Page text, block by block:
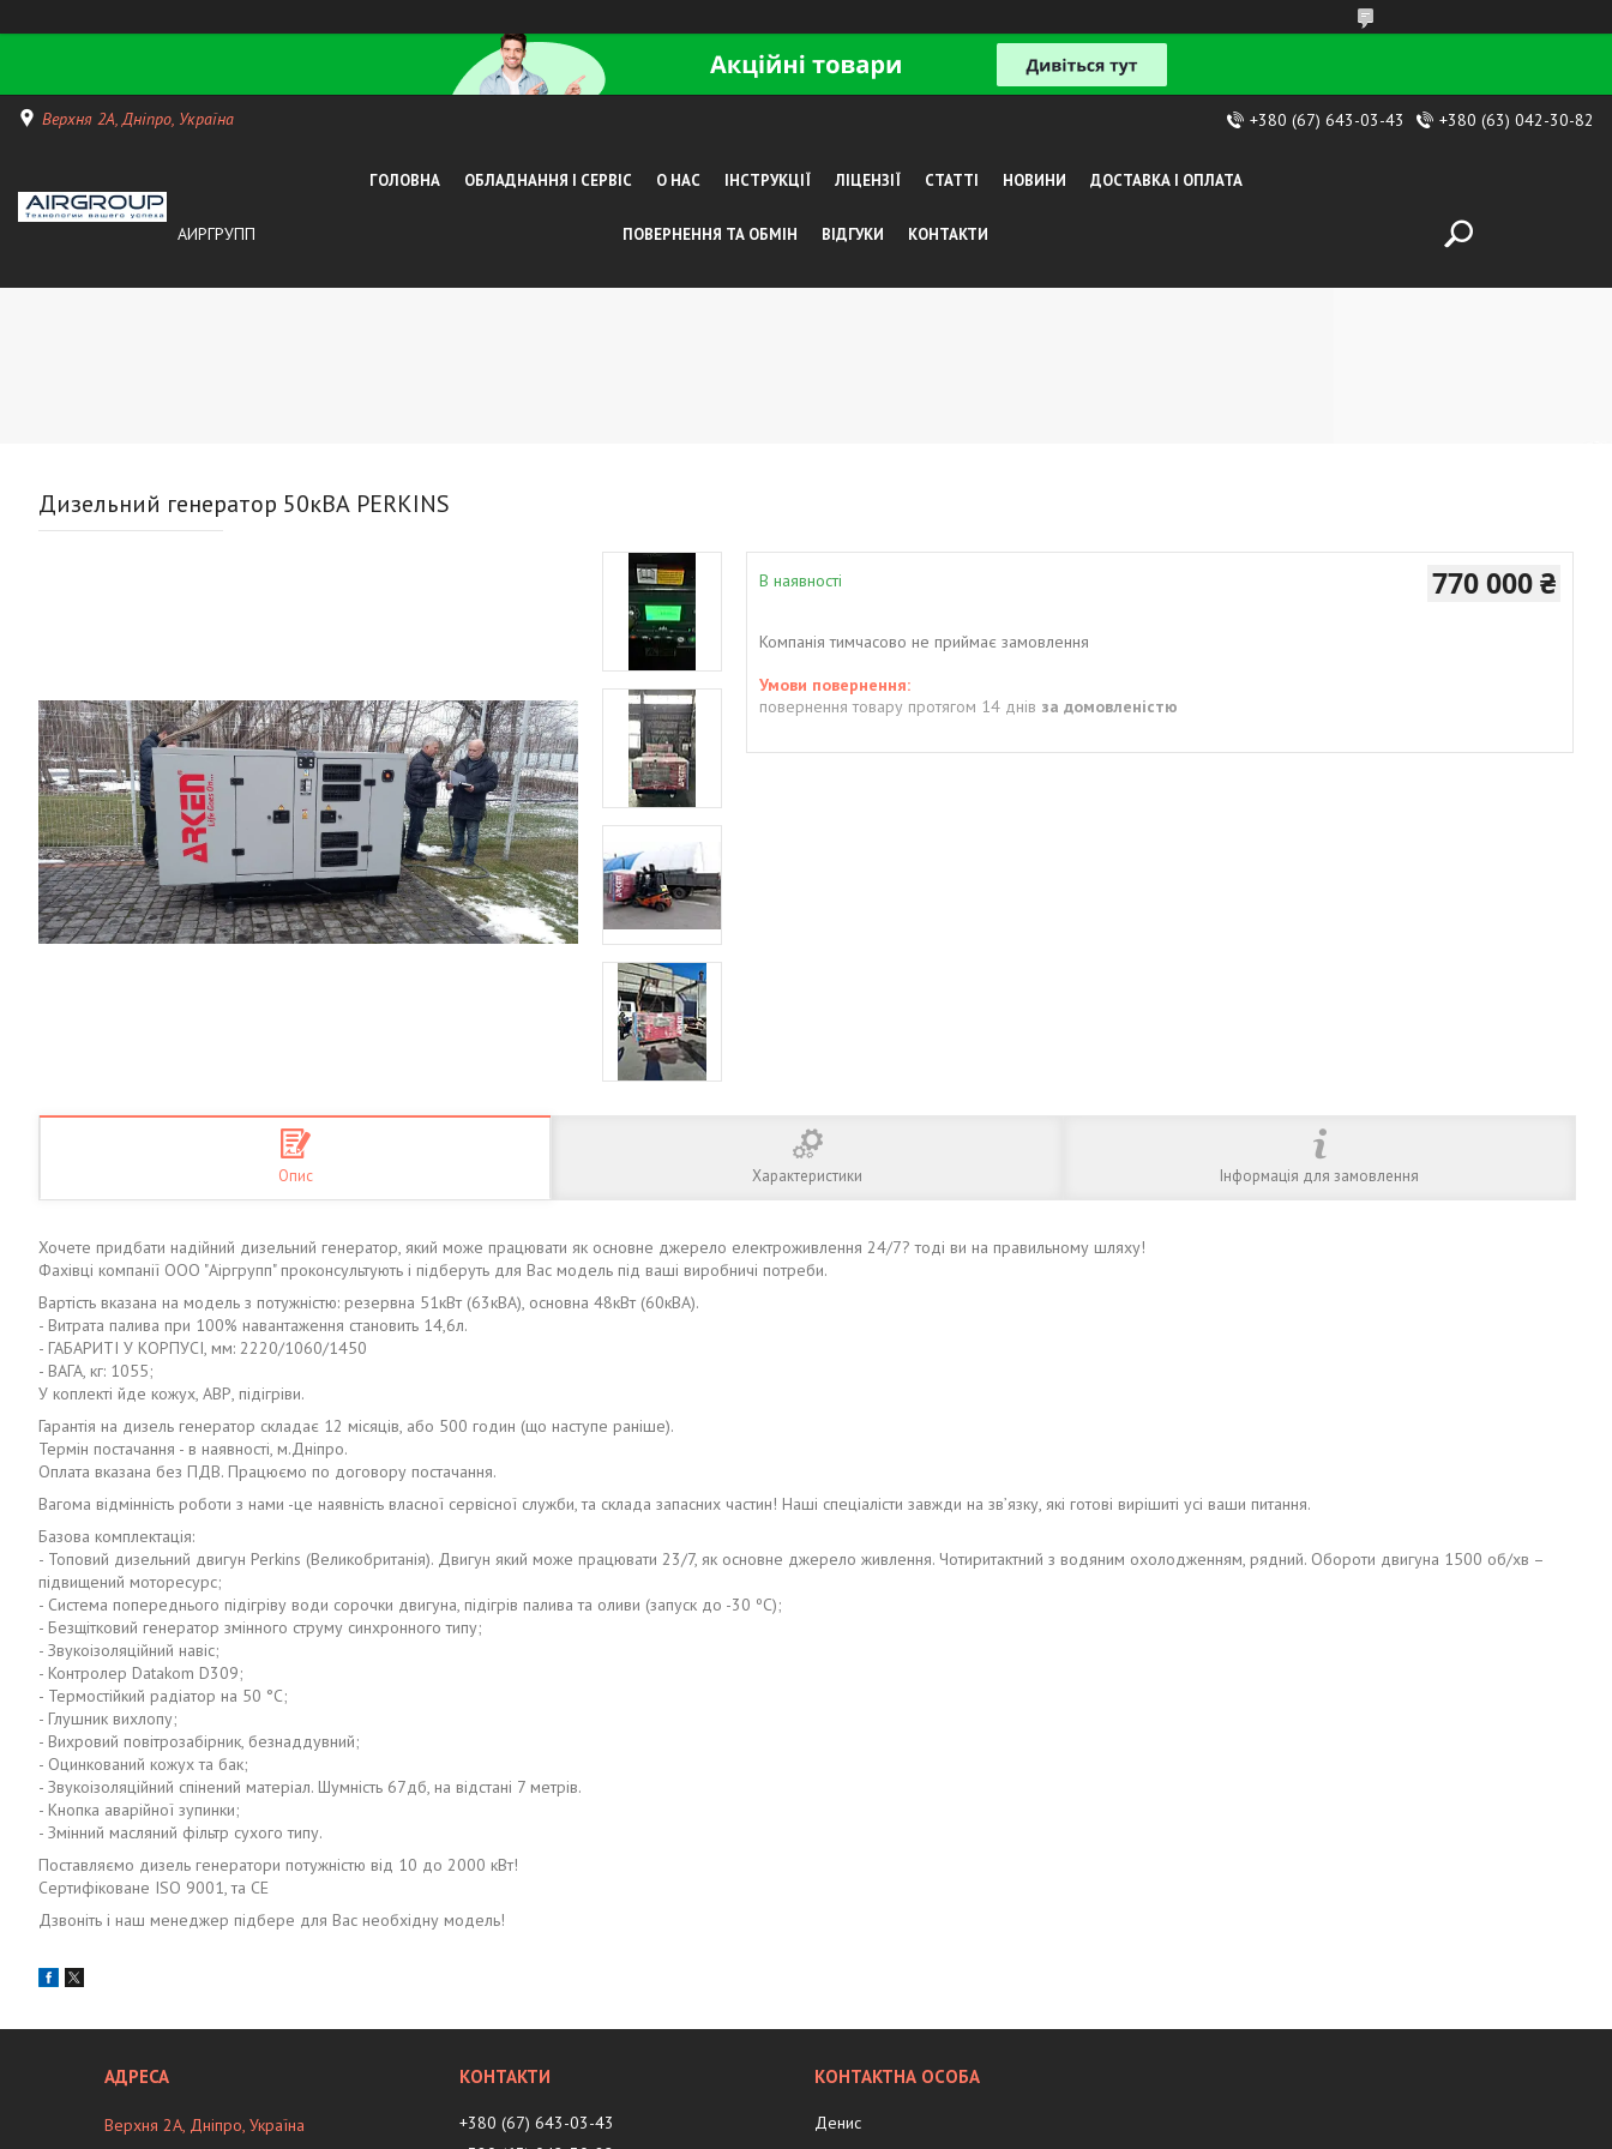
Верхня 2А, Дніпро, Україна +380 (67) 643-03-43 +380 (63) 042-30-82
АИРГРУПП
ГОЛОВНА ОБЛАДНАННЯ І СЕРВІС О НАС ІНСТРУКЦІЇ ЛІЦЕНЗІЇ СТАТТІ НОВИНИ ДОСТАВКА І ОПЛАТА
ПОВЕРНЕННЯ ТА ОБМІН ВІДГУКИ КОНТАКТИ
Дизельний генератор 50кВА PERKINS
В наявності 770 000 ₴
Компанія тимчасово не приймає замовлення
повернення товару протягом 14 днів за домовленістю
Опис Характеристики Інформація для замовлення
Хочете придбати надійний дизельний генератор, який може працювати як основне джерело електроживлення 24/7? тоді ви на правильному шляху!
Фахівці компанії ООО "Аіргрупп" проконсультують і підберуть для Вас модель під ваші виробничі потреби.
Вартість вказана на модель з потужністю: резервна 51кВт (63кВА), основна 48кВт (60кВА).
- Витрата палива при 100% навантаження становить 14,6л.
- ГАБАРИТІ У КОРПУСІ, мм: 2220/1060/1450
- ВАГА, кг: 1055;
У коплекті йде кожух, АВР, підігріви.
Гарантія на дизель генератор складає 12 місяців, або 500 годин (що наступе раніше).
Термін постачання - в наявності, м.Дніпро.
Оплата вказана без ПДВ. Працюємо по договору постачання.
Вагома відмінність роботи з нами -це наявність власної сервісної служби, та склада запасних частин! Наші спеціалісти завжди на зв’язку, які готові вирішиті усі ваши питання.
Базова комплектація:
- Топовий дизельний двигун Perkins (Великобританія). Двигун який може працювати 23/7, як основне джерело живлення. Чотиритактний з водяним охолодженням, рядний. Обороти двигуна 1500 об/хв –
підвищений моторесурс;
- Система попереднього підігріву води сорочки двигуна, підігрів палива та оливи (запуск до -30 ºС);
- Безщітковий генератор змінного струму синхронного типу;
- Звукоізоляційний навіс;
- Контролер Datakom D309;
- Термостійкий радіатор на 50 °C;
- Глушник вихлопу;
- Вихровий повітрозабірник, безнаддувний;
- Оцинкований кожух та бак;
- Звукоізоляційний спінений матеріал. Шумність 67дб, на відстані 7 метрів.
- Кнопка аварійної зупинки;
- Змінний масляний фільтр сухого типу.
Поставляємо дизель генератори потужністю від 10 до 2000 кВт!
Сертифіковане ISO 9001, та CE
Дзвоніть і наш менеджер підбере для Вас необхідну модель!
Верхня 2А, Дніпро, Україна
+380 (67) 643-03-43
Денис